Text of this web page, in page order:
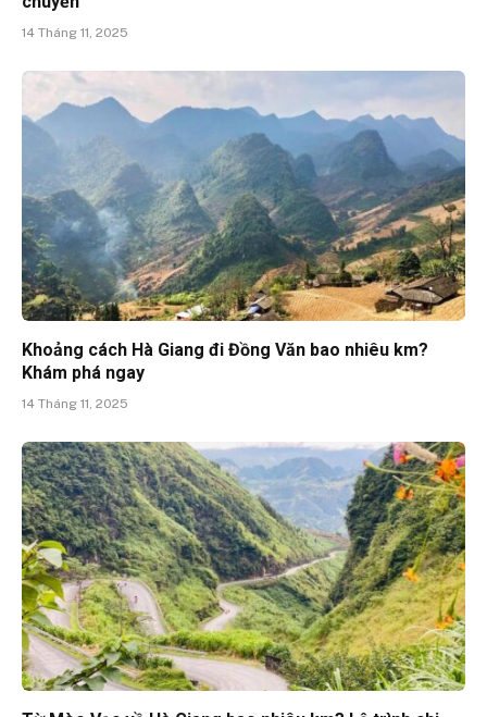
14 Tháng 11, 2025
Khoảng cách Hà Giang đi Đồng Văn bao nhiêu km?
Khám phá ngay
14 Tháng 11, 2025